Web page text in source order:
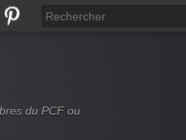
du PCF ou